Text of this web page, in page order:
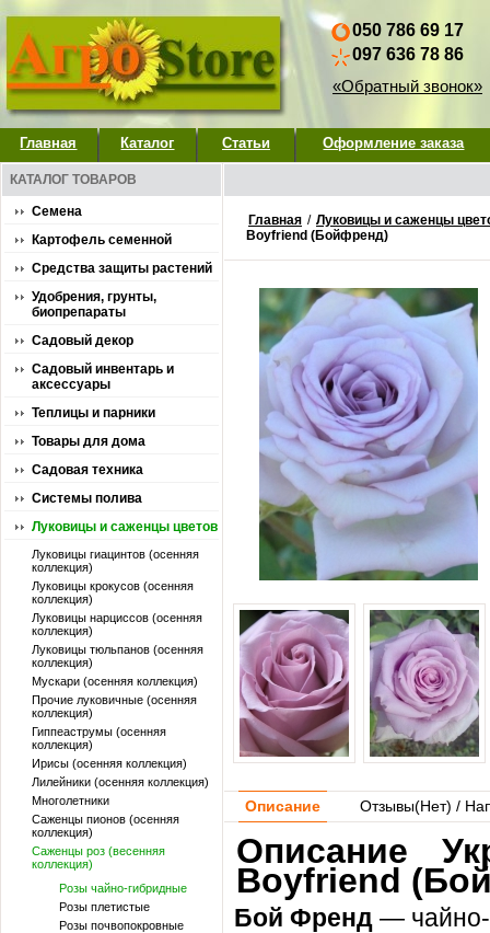
050 786 69 17
097 636 78 86
«Обратный звонок»
Главная Каталог Статьи Оформление заказа
КАТАЛОГ ТОВАРОВ
Семена
Картофель семенной
Средства защиты растений
Удобрения, грунты,
биопрепараты
Садовый декор
Садовый инвентарь и
аксессуары
Теплицы и парники
Товары для дома
Садовая техника
Системы полива
Луковицы и саженцы цветов
Луковицы гиацинтов (осенняя
коллекция)
Луковицы крокусов (осенняя
коллекция)
Луковицы нарциссов (осенняя
коллекция)
Луковицы тюльпанов (осенняя
коллекция)
Мускари (осенняя коллекция)
Прочие луковичные (осенняя
коллекция)
Гиппеаструмы (осенняя
коллекция)
Ирисы (осенняя коллекция)
Лилейники (осенняя коллекция)
Многолетники
Саженцы пионов (осенняя
коллекция)
Саженцы роз (весенняя
коллекция)
Розы чайно-гибридные
Розы плетистые
Розы почвопокровные
Главная / Луковицы и саженцы
Boyfriend (Бойфренд)
Описание Отзывы(Нет) /
Описание
Boyfriend
Бой Френд — чайно-